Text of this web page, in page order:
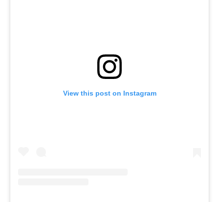
View this post on Instagram